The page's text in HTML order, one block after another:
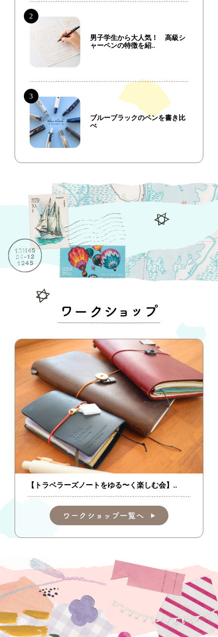
男子学生から大人気！ 高級シ
ャーペンの特徴を紹..
ブルーブラックのペンを書き比
べ
【トラベラーズノートをゆる〜く楽しむ会】..